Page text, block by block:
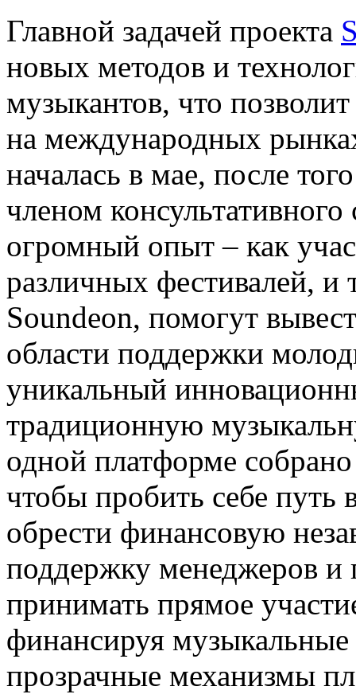
Главной задачей проекта
новых методов и
музыкантов, что
на международных
началась в мае, после
членом
огромный опыт – как
различных фестивалей, и
Soundeon, помогут
области поддержки
уникальный
традиционную
одной платформе
чтобы пробить себе путь
обрести финансовую
поддержку менеджеров и
принимать прямое
финансируя
прозрачные механизмы